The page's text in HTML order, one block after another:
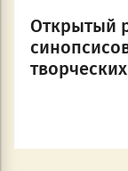
Открытый